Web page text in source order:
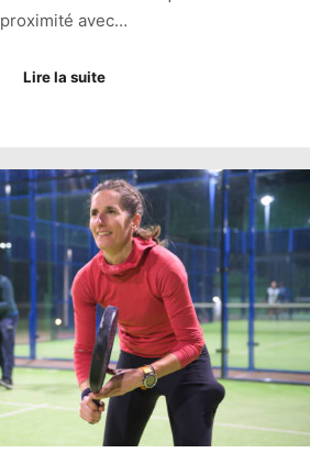
proximité avec…
Lire la suite